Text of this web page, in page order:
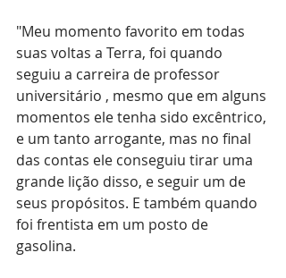
"Meu momento favorito em todas
suas voltas a Terra, foi quando
seguiu a carreira de professor
universitário , mesmo que em alguns
momentos ele tenha sido excêntrico,
e um tanto arrogante, mas no final
das contas ele conseguiu tirar uma
grande lição disso, e seguir um de
seus propósitos. E também quando
foi frentista em um posto de
gasolina.